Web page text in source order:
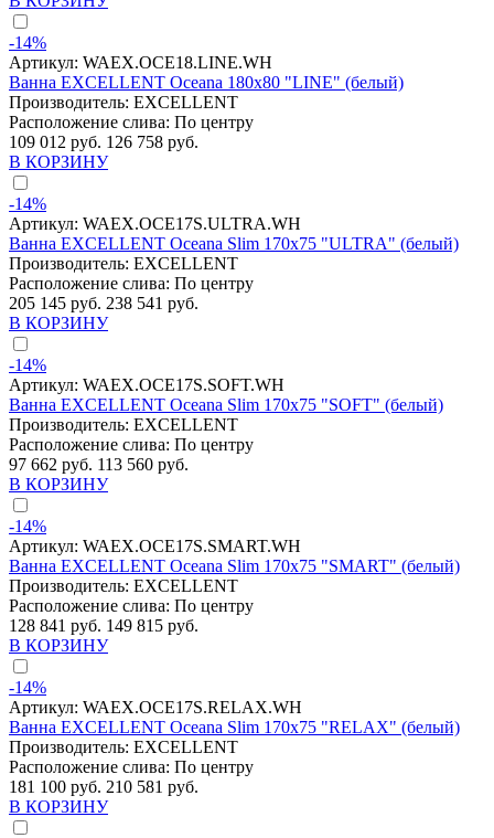
-14%
Артикул: WAEX.OCE18.LINE.WH
Ванна EXCELLENT Oceana 180x80 "LINE" (белый)
Производитель: EXCELLENT
Расположение слива: По центру
109 012 руб. 126 758 руб.
В КОРЗИНУ
-14%
Артикул: WAEX.OCE17S.ULTRA.WH
Ванна EXCELLENT Oceana Slim 170x75 "ULTRA" (белый)
Производитель: EXCELLENT
Расположение слива: По центру
205 145 руб. 238 541 руб.
В КОРЗИНУ
-14%
Артикул: WAEX.OCE17S.SOFT.WH
Ванна EXCELLENT Oceana Slim 170x75 "SOFT" (белый)
Производитель: EXCELLENT
Расположение слива: По центру
97 662 руб. 113 560 руб.
В КОРЗИНУ
-14%
Артикул: WAEX.OCE17S.SMART.WH
Ванна EXCELLENT Oceana Slim 170x75 "SMART" (белый)
Производитель: EXCELLENT
Расположение слива: По центру
128 841 руб. 149 815 руб.
В КОРЗИНУ
-14%
Артикул: WAEX.OCE17S.RELAX.WH
Ванна EXCELLENT Oceana Slim 170x75 "RELAX" (белый)
Производитель: EXCELLENT
Расположение слива: По центру
181 100 руб. 210 581 руб.
В КОРЗИНУ